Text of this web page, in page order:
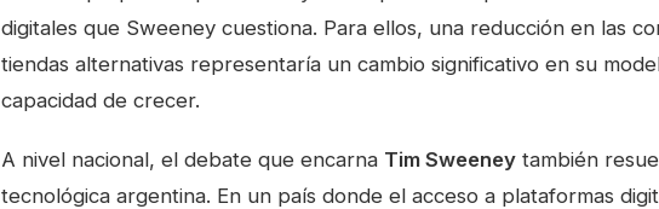
digitales que Sweeney cuestiona. Para ellos, una reducción en las
tiendas alternativas representaría un cambio significativo en su
capacidad de crecer.
A nivel nacional, el debate que encarna Tim Sweeney también
tecnológica argentina. En un país donde el acceso a plataformas